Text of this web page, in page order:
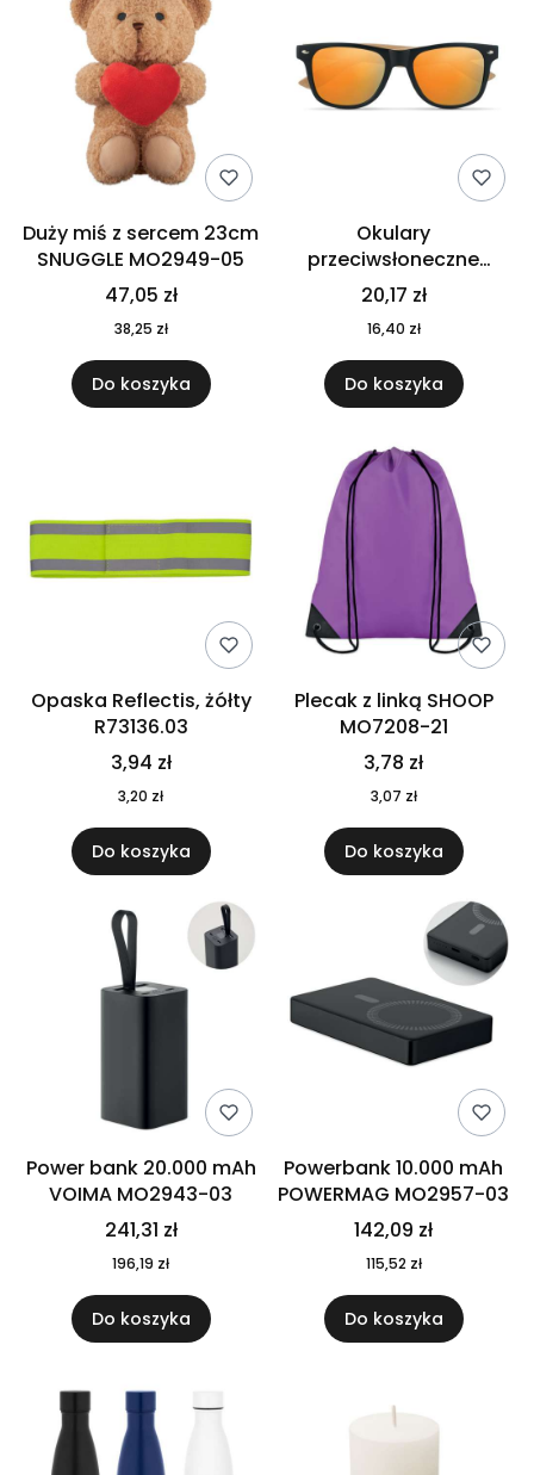
Duży miś z sercem 23cm
SNUGGLE MO2949-05
47,05 zł
38,25 zł
Do koszyka
Okulary
przeciwsłoneczne
CALIFORNIA TOUCH
MO9617-10
20,17 zł
16,40 zł
Do koszyka
Opaska Reflectis, żółty
R73136.03
3,94 zł
3,20 zł
Do koszyka
Plecak z linką SHOOP
MO7208-21
3,78 zł
3,07 zł
Do koszyka
Power bank 20.000 mAh
VOIMA MO2943-03
241,31 zł
196,19 zł
Do koszyka
Powerbank 10.000 mAh
POWERMAG MO2957-03
142,09 zł
115,52 zł
Do koszyka